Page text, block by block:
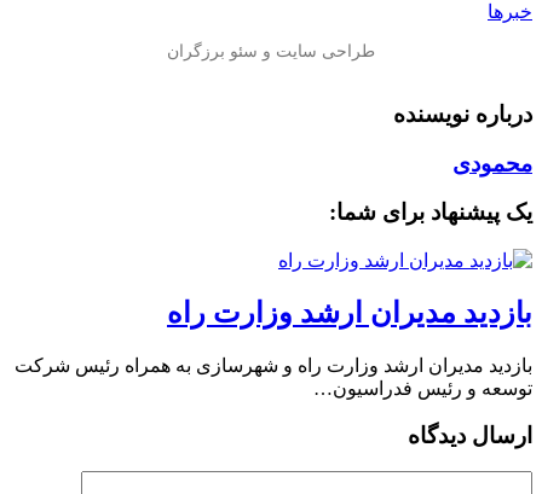
خبرها
درباره نویسنده
محمودی
یک پیشنهاد برای شما:
بازدید مدیران ارشد وزارت راه
بازدید مدیران ارشد وزارت راه و شهرسازی به همراه رئیس شرکت
توسعه و رئیس فدراسیون…
ارسال دیدگاه